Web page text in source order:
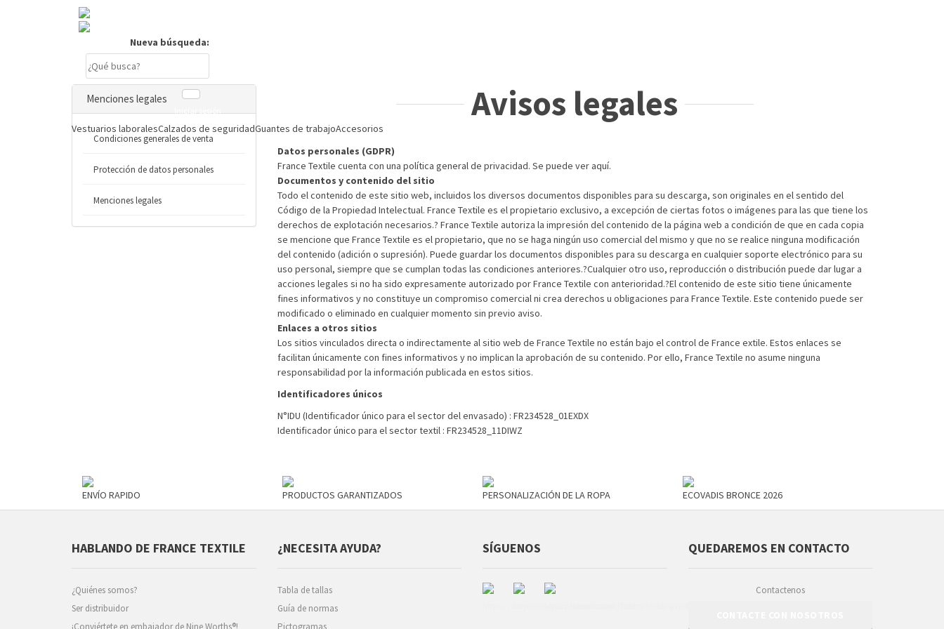
Nueva búsqueda:
Iniciar sesión
Vestuarios laboralesCalzados de seguridadGuantes de trabajoAccesorios
Menciones legales
Condiciones generales de venta
Protección de datos personales
Menciones legales
Avisos legales
Datos personales (GDPR)
France Textile cuenta con una política general de privacidad. Se puede ver aquí.
Documentos y contenido del sitio
Todo el contenido de este sitio web, incluidos los diversos documentos disponibles para su descarga, son originales en el sentido del
Código de la Propiedad Intelectual. France Textile es el propietario exclusivo, a excepción de ciertas fotos o imágenes para las que tiene los
derechos de explotación necesarios.? France Textile autoriza la impresión del contenido de la página web a condición de que en cada copia
se mencione que France Textile es el propietario, que no se haga ningún uso comercial del mismo y que no se realice ninguna modificación
del contenido (adición o supresión). Puede guardar los documentos disponibles para su descarga en cualquier soporte electrónico para su
uso personal, siempre que se cumplan todas las condiciones anteriores.?Cualquier otro uso, reproducción o distribución puede dar lugar a
acciones legales si no ha sido expresamente autorizado por France Textile con anterioridad.?El contenido de este sitio tiene únicamente
fines informativos y no constituye un compromiso comercial ni crea derechos u obligaciones para France Textile. Este contenido puede ser
modificado o eliminado en cualquier momento sin previo aviso.
Enlaces a otros sitios
Los sitios vinculados directa o indirectamente al sitio web de France Textile no están bajo el control de France extile. Estos enlaces se
facilitan únicamente con fines informativos y no implican la aprobación de su contenido. Por ello, France Textile no asume ninguna
responsabilidad por la información publicada en estos sitios.
Identificadores únicos
N°IDU (Identificador único para el sector del envasado) : FR234528_01EXDX
Identificador único para el sector textil : FR234528_11DIWZ
ENVÍO RAPIDO PRODUCTOS GARANTIZADOS PERSONALIZACIÓN DE LA ROPA ECOVADIS BRONCE 2026
HABLANDO DE FRANCE TEXTILE
¿Quiénes somos?
Ser distribuidor
¡Conviértete en embajador de Nine Worths®!
¿NECESITA AYUDA?
Tabla de tallas
Guía de normas
Pictogramas
SÍGUENOS QUEDAREMOS EN CONTACTO
Contactenos